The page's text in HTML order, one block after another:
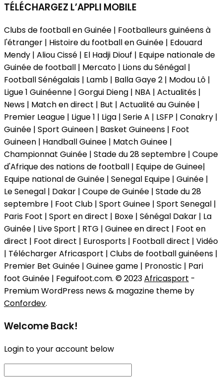
TÉLÉCHARGEZ L’APPLI MOBILE
Clubs de football en Guinée | Footballeurs guinéens à
l'étranger | Histoire du football en Guinée | Edouard
Mendy | Aliou Cissé | El Hadji Diouf | Equipe nationale de
Guinée de football | Mercato | Lions du Sénégal |
Football Sénégalais | Lamb | Balla Gaye 2 | Modou Lô |
Ligue 1 Guinéenne | Gorgui Dieng | NBA | Actualités |
News | Match en direct | But | Actualité au Guinée |
Premier League | Ligue 1 | Liga | Serie A | LSFP | Conakry |
Guinée | Sport Guineen | Basket Guineens | Foot
Guineen | Handball Guinee | Match Guinee |
Championnat Guinée | Stade du 28 septembre | Coupe
d'Afrique des nations de football | Equipe de Guinee|
Equipe national de Guinée | Senegal Equipe | Guinée |
Le Senegal | Dakar | Coupe de Guinée | Stade du 28
septembre | Foot Club | Sport Guinee | Sport Senegal |
Paris Foot | Sport en direct | Boxe | Sénégal Dakar | La
Guinée | Live Sport | RTG | Guinee en direct | Foot en
direct | Foot direct | Eurosports | Football direct | Vidéo
| Télécharger Africasport | Clubs de football guinéens |
Premier Bet Guinée | Guinee game | Pronostic | Pari
foot Guinée | Feguifoot.com. © 2023Africasport -
Premium WordPress news & magazine theme by
Confordev.
Welcome Back!
Login to your account below